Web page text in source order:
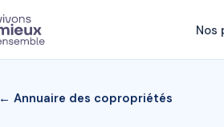
Nos
← Annuaire des copropriétés